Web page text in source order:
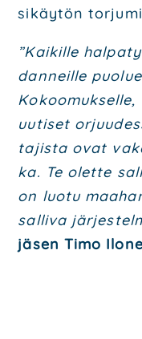
si­käy­tön
”Kai­kil­le
dan­neil­le
Kokoo­muk­sel­le,
uuti­set
ta­jis­ta ovat
ka. Te olet­te
on luo­tu
sal­li­va
jäsen Timo